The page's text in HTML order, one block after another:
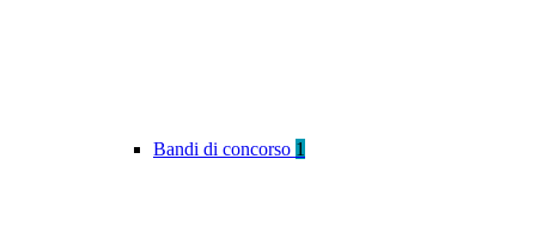
Bandi di concorso 1